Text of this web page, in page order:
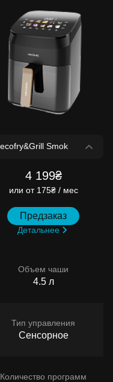
4 199₴
или от 175₴ / мес
Предзаказ
Детальнее
Объем чаши
4.5 л
Тип управления
Сенсорное
Количество программ